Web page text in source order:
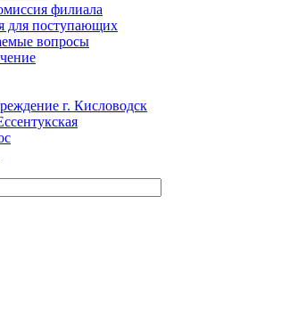
филиала
для поступающих
вопросы
г. Кисловодск